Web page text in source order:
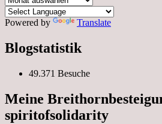
Archiv
Powered by
Translate
Blogstatistik
49.371 Besuche
Meine
spiritofsolidarity